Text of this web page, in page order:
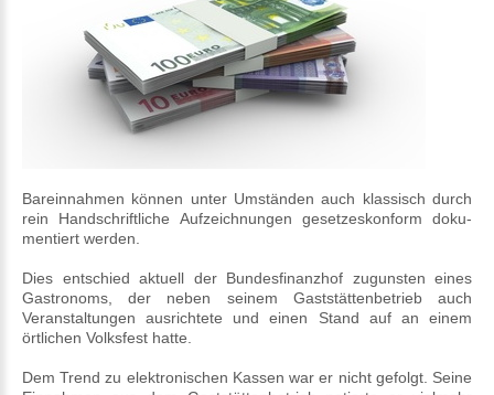
Bar­ein­nahmen können unter Um­ständen auch klassisch durch
rein Hand­schriftliche Auf­zeich­nungen gesetzes­konform doku­
mentiert werden.
Dies entschied aktuell der Bundesfinanzhof zugunsten eines
Gastronoms, der neben seinem Gaststättenbetrieb auch
Veranstaltungen ausrichtete und einen Stand auf an einem
örtlichen Volksfest hatte.
Dem Trend zu elektronischen Kassen war er nicht gefolgt. Seine